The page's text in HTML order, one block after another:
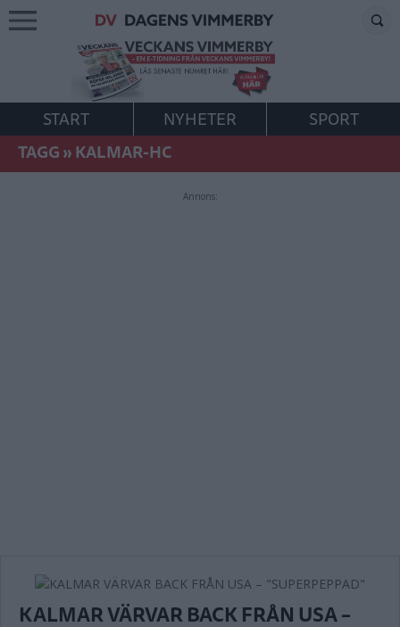
START NYHETER
SPORT
TAGG»KALMAR-HC
Annons:
KALMAR VÄRVAR BACK FRÅN USA –